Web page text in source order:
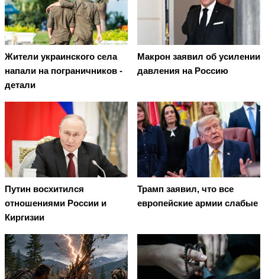
Жители украинского села
напали на пограничников -
детали
Макрон заявил об усилении
давления на Россию
Путин восхитился
отношениями России и
Киргизии
Трамп заявил, что все
европейские армии слабые